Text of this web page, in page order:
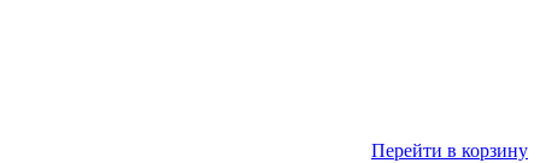
Перейти в корзину